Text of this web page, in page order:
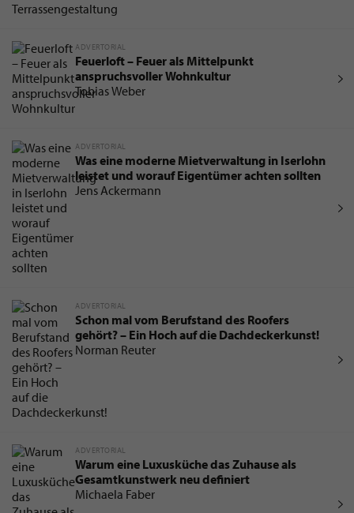
ADVERTORIAL
Feuerloft – Feuer als Mittelpunkt
anspruchsvoller Wohnkultur
Tobias Weber
ADVERTORIAL
Was eine moderne Mietverwaltung in Iserlohn
leistet und worauf Eigentümer achten sollten
Jens Ackermann
ADVERTORIAL
Schon mal vom Berufstand des Roofers
gehört? – Ein Hoch auf die Dachdeckerkunst!
Norman Reuter
ADVERTORIAL
Warum eine Luxusküche das Zuhause als
Gesamtkunstwerk neu definiert
Michaela Faber